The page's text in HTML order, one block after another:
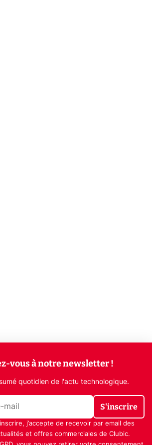
vous à notre newsletter !
quotidien de l'actu technologique.
S'inscrire
j’accepte de recevoir par email des
et offres commerciales de Clubic.